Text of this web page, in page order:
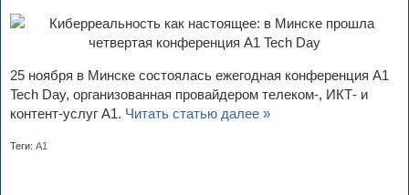
25 ноября в Минcке состоялась ежегодная конференция A1
Tech Day, организованная провайдером телеком-, ИКТ- и
контент-услуг А1. Читать статью далее »
Теги: А1